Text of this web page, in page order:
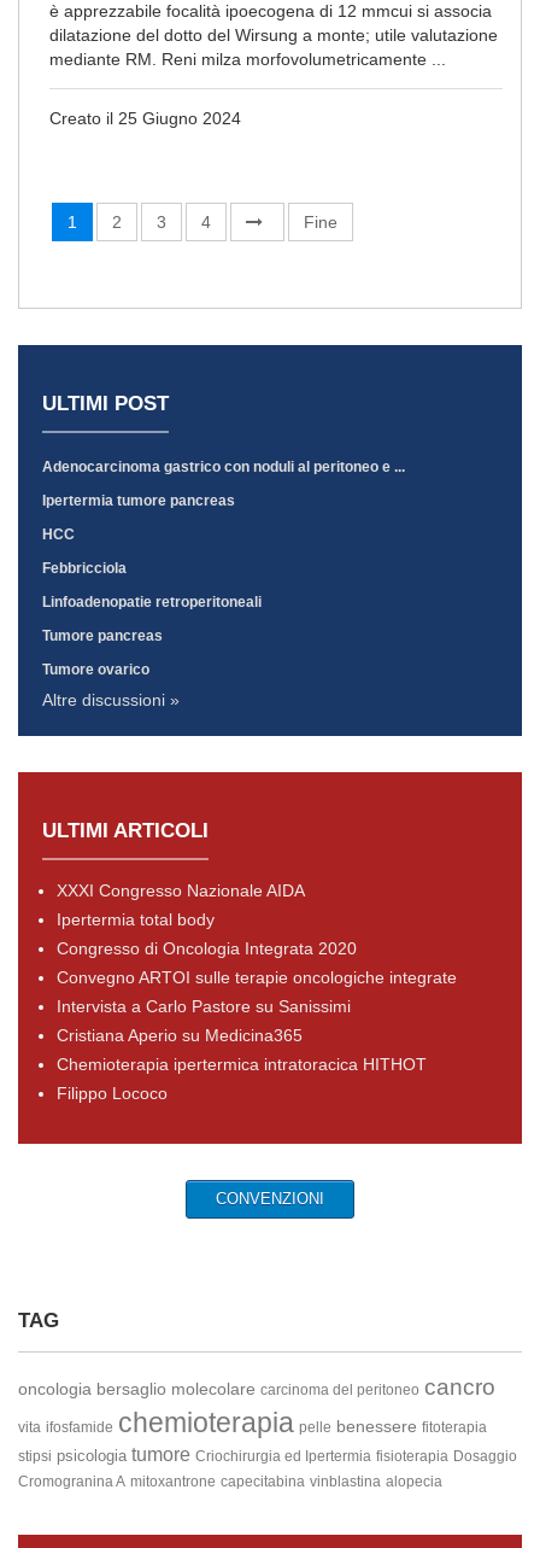
è apprezzabile focalità ipoecogena di 12 mmcui si associa
dilatazione del dotto del Wirsung a monte; utile valutazione
mediante RM. Reni milza morfovolumetricamente ...
Creato il 25 Giugno 2024
1 2 3 4 Fine
ULTIMI POST
Adenocarcinoma gastrico con noduli al peritoneo e ...
Ipertermia tumore pancreas
HCC
Febbricciola
Linfoadenopatie retroperitoneali
Tumore pancreas
Tumore ovarico
Altre discussioni »
ULTIMI ARTICOLI
XXXI Congresso Nazionale AIDA
Ipertermia total body
Congresso di Oncologia Integrata 2020
Convegno ARTOI sulle terapie oncologiche integrate
Intervista a Carlo Pastore su Sanissimi
Cristiana Aperio su Medicina365
Chemioterapia ipertermica intratoracica HITHOT
Filippo Lococo
CONVENZIONI
TAG
oncologia bersaglio molecolare carcinoma del peritoneo cancro
vita ifosfamide chemioterapia pelle benessere fitoterapia
stipsi psicologia tumore Criochirurgia ed Ipertermia fisioterapia Dosaggio
Cromogranina A mitoxantrone capecitabina vinblastina alopecia